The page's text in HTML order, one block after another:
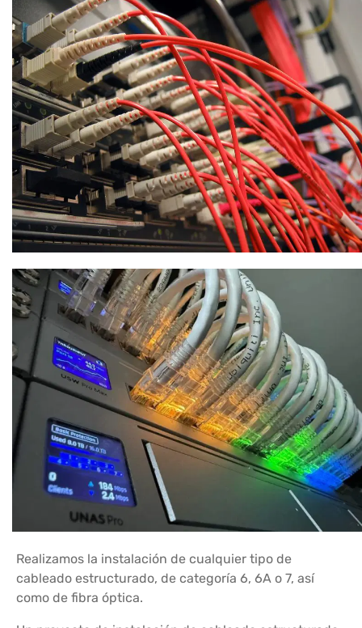
Realizamos la instalación de cualquier tipo de
cableado estructurado, de categoría 6, 6A o 7, así
como de fibra óptica.